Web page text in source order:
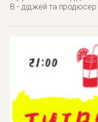
B - діджей та